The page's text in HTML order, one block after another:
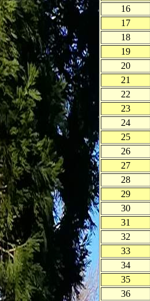
16
17
18
19
20
21
22
23
24
25
26
27
28
29
30
31
32
33
34
35
36